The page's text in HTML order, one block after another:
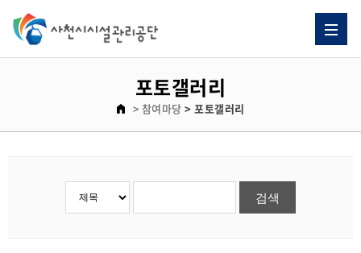
포토갤러리
> 참여마당 > 포토갤러리